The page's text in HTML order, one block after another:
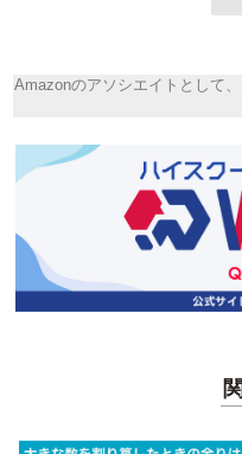
Amazonのアソシエイトとして